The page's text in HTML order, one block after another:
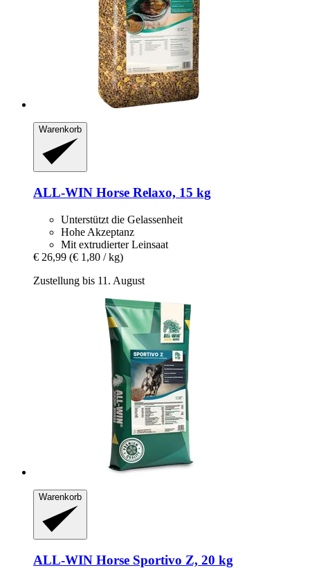
Warenkorb
ALL-WIN Horse Relaxo, 15 kg
Unterstützt die Gelassenheit
Hohe Akzeptanz
Mit extrudierter Leinsaat
€ 26,99 (€ 1,80 / kg)
Zustellung bis 11. August
Warenkorb
ALL-WIN Horse Sportivo Z, 20 kg